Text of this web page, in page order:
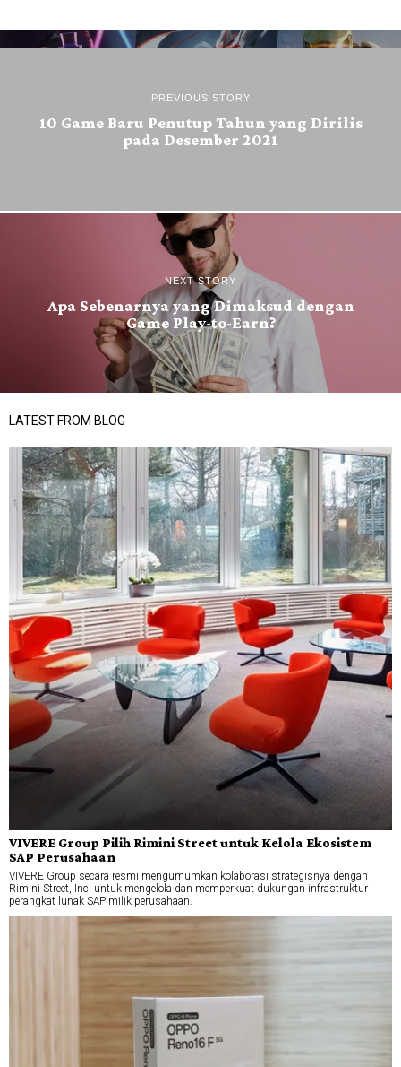
PREVIOUS STORY
10 Game Baru Penutup Tahun yang Dirilis
pada Desember 2021
NEXT STORY
Apa Sebenarnya yang Dimaksud dengan
Game Play-to-Earn?
LATEST FROM BLOG
VIVERE Group Pilih Rimini Street untuk Kelola Ekosistem
SAP Perusahaan
VIVERE Group secara resmi mengumumkan kolaborasi strategisnya dengan
Rimini Street, Inc. untuk mengelola dan memperkuat dukungan infrastruktur
perangkat lunak SAP milik perusahaan.